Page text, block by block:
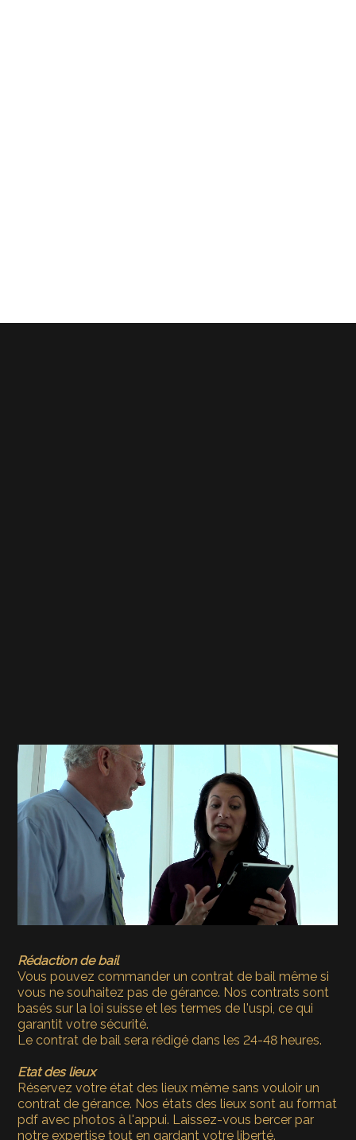
Rédaction de bail
Vous pouvez commander un contrat de bail même si
vous ne souhaitez pas de gérance. Nos contrats sont
basés sur la loi suisse et les termes de l'uspi, ce qui
garantit votre sécurité.
Le contrat de bail sera rédigé dans les 24-48 heures.
Etat des lieux
Réservez votre état des lieux même sans vouloir un
contrat de gérance. Nos états des lieux sont au format
pdf avec photos à l'appui. Laissez-vous bercer par
notre expertise tout en gardant votre liberté.